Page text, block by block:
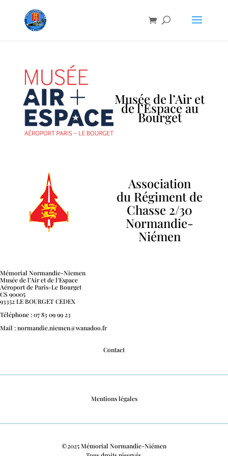
Musée de l’Air et
de l’Espace au
Bourget
Association
du Régiment de
Chasse 2/30
Normandie-
Niémen
Mémorial Normandie-Niemen
Musée de l’Air et de l’Espace
Aéroport de Paris-Le Bourget
CS 90005
93352 LE BOURGET CEDEX
Téléphone : 07 83 09 99 23
Mail : normandie.niemen@wanadoo.fr
Contact
Mentions légales
©2025 Mémorial Normandie-Niémen